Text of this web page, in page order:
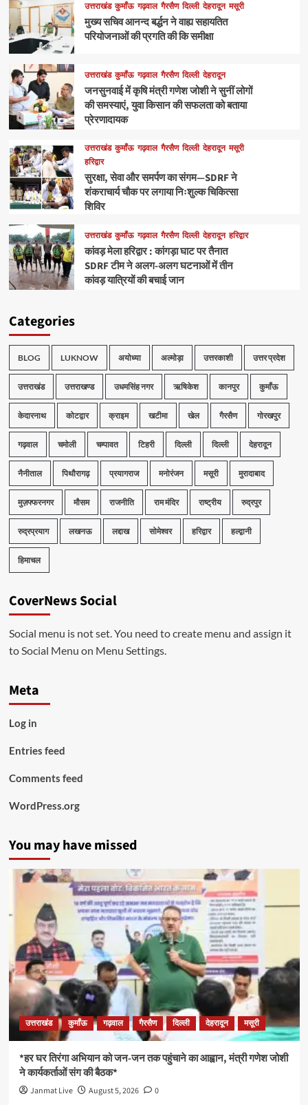
उत्तराखंड कुमाँऊ गढ़वाल गैरसैण दिल्ली देहरादून मसूरी
मुख्य सचिव आनन्द बर्द्धन ने वाह्य सहायतित
परियोजनाओं की प्रगति की कि समीक्षा
उत्तराखंड कुमाँऊ गढ़वाल गैरसैण दिल्ली देहरादून
जनसुनवाई में कृषि मंत्री गणेश जोशी ने सुनीं लोगों
की समस्याएं, युवा किसान की सफलता को बताया
प्रेरणादायक
उत्तराखंड कुमाँऊ गढ़वाल गैरसैण दिल्ली देहरादून मसूरी
हरिद्वार
सुरक्षा, सेवा और समर्पण का संगम—SDRF ने
शंकराचार्य चौक पर लगाया निःशुल्क चिकित्सा
शिविर
उत्तराखंड कुमाँऊ गढ़वाल गैरसैण दिल्ली देहरादून हरिद्वार
कांवड़ मेला हरिद्वार : कांगड़ा घाट पर तैनात
SDRF टीम ने अलग-अलग घटनाओं में तीन
कांवड़ यात्रियों की बचाई जान
Categories
BLOG LUKNOW अयोध्या अल्मोड़ा उत्तरकाशी उत्तर प्रदेश
उत्तराखंड उत्तराखण्ड उधमसिंह नगर ऋषिकेश कानपुर कुमाँऊ
केदारनाथ कोटद्वार क्राइम खटीमा खेल गैरसैण गोरखपुर
गढ़वाल चमोली चम्पावत टिहरी दिल्ली दिल्ली देहरादून
नैनीताल पिथौरागढ़ प्रयागराज मनोरंजन मसूरी मुरादाबाद
मुज़फ्फरनगर मौसम राजनीति राम मंदिर राष्ट्रीय रुद्रपुर
रुद्रप्रयाग लखनऊ लद्दाख सोमेश्वर हरिद्वार हल्द्वानी
हिमाचल
CoverNews Social
Social menu is not set. You need to create menu and assign it
to Social Menu on Menu Settings.
Meta
Log in
Entries feed
Comments feed
WordPress.org
You may have missed
उत्तराखंड कुमाँऊ गढ़वाल गैरसैण दिल्ली देहरादून मसूरी
*हर घर तिरंगा अभियान को जन-जन तक पहुंचाने का आह्वान, मंत्री गणेश जोशी
ने कार्यकर्ताओं संग की बैठक*
Janmat Live August 5, 2026 0